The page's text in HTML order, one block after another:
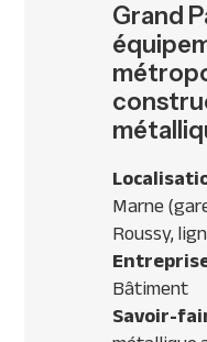
Grand
Marne
Roussy,
Bâtiment
Savoir-